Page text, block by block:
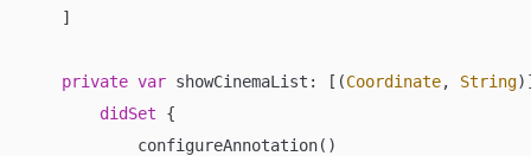
    ]
private var showCinemaList: [(Coordinate, String
didSet {
            configureAnnotation()